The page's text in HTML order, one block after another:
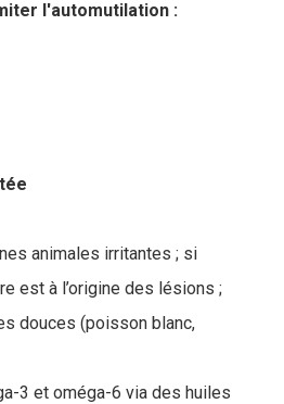
l'automutilation :
animales irritantes ; si
est à l’origine des lésions ;
douces (poisson blanc,
3 et oméga-6 via des huiles